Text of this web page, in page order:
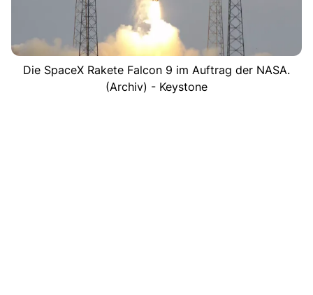
Die SpaceX Rakete Falcon 9 im Auftrag der NASA.
(Archiv) - Keystone